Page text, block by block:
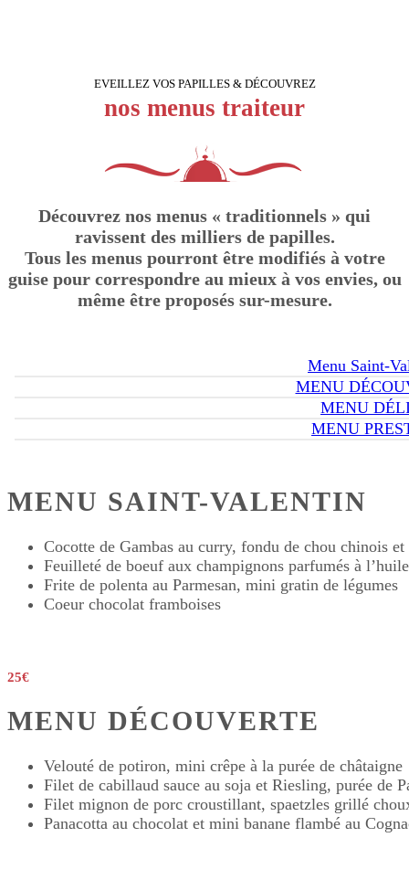
EVEILLEZ VOS PAPILLES & DÉCOUVREZ
nos menus traiteur
Découvrez nos menus « traditionnels » qui
ravissent des milliers de papilles.
Tous les menus pourront être modifiés à votre
guise pour correspondre au mieux à vos envies, ou
même être proposés sur-mesure.
Menu Saint-
MENU
MENU
MENU
MENU SAINT-VALENTIN
Cocotte de Gambas au curry, fondu de chou chinois
Feuilleté de boeuf aux champignons parfumés à
Frite de polenta au Parmesan, mini gratin de légumes
Coeur chocolat framboises
25€
MENU DÉCOUVERTE
Velouté de potiron, mini crêpe à la purée de châtaigne
Filet de cabillaud sauce au soja et Riesling, purée de
Filet mignon de porc croustillant, spaetzles grillé
Panacotta au chocolat et mini banane flambé au